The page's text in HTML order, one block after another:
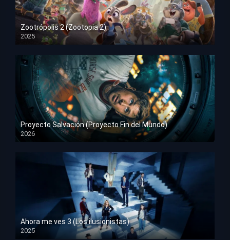
Zootrópolis 2 (Zootopia 2)
2025
HD 1080p
Proyecto Salvación (Proyecto Fin del Mundo)
2026
HD 1080p
Ahora me ves 3 (Los ilusionistas)
2025
HD 1080p